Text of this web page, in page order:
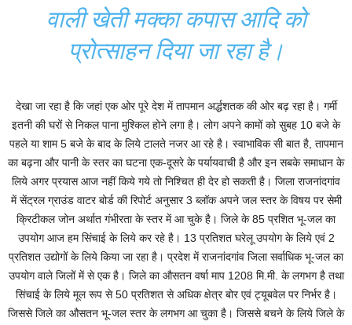
वाली खेती मक्का कपास आदि को
प्रोत्साहन दिया जा रहा है।
देखा जा रहा है कि जहां एक ओर पूरे देश में तापमान अर्द्धशतक की ओर बढ़ रहा है। गर्मी
इतनी की घरों से निकल पाना मुश्किल होने लगा है। लोग अपने कामों को सुबह 10 बजे के
पहले या शाम 5 बजे के बाद के लिये टालते नजर आ रहे है। स्वाभाविक सी बात है, तापमान
का बढ़ना और पानी के स्तर का घटना एक-दूसरे के पर्यायवाची है और इन सबके समाधान के
लिये अगर प्रयास आज नहीं किये गये तो निश्चित ही देर हो सकती है। जिला राजनांदगांव
में सेंट्रल ग्राउंड वाटर बोर्ड की रिपोर्ट अनुसार 3 ब्लॉक अपने जल स्तर के विषय पर सेमी
क्रिटीकल जोन अर्थात गंभीरता के स्तर में आ चुके है। जिले के 85 प्रशित भू-जल का
उपयोग आज हम सिंचाई के लिये कर रहे है। 13 प्रतिशत घरेलू उपयोग के लिये एवं 2
प्रतिशत उद्योगों के लिये किया जा रहा है। प्रदेश में राजनांदगांव जिला सर्वाधिक भू-जल का
उपयोग वाले जिलों में से एक है। जिले का औसतन वर्षा माप 1208 मि.मी. के लगभग है तथा
सिंचाई के लिये मूल रूप से 50 प्रतिशत से अधिक क्षेत्र बोर एवं ट्यूबवेल पर निर्भर है।
जिससे जिले का औसतन भू-जल स्तर के लगभग आ चुका है। जिससे बचने के लिये जिले के